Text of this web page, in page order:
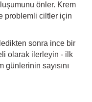
önler. Krem
problemli ciltler için
sonra ince bir
olarak ilerleyin - ilk
günlerinin sayısını